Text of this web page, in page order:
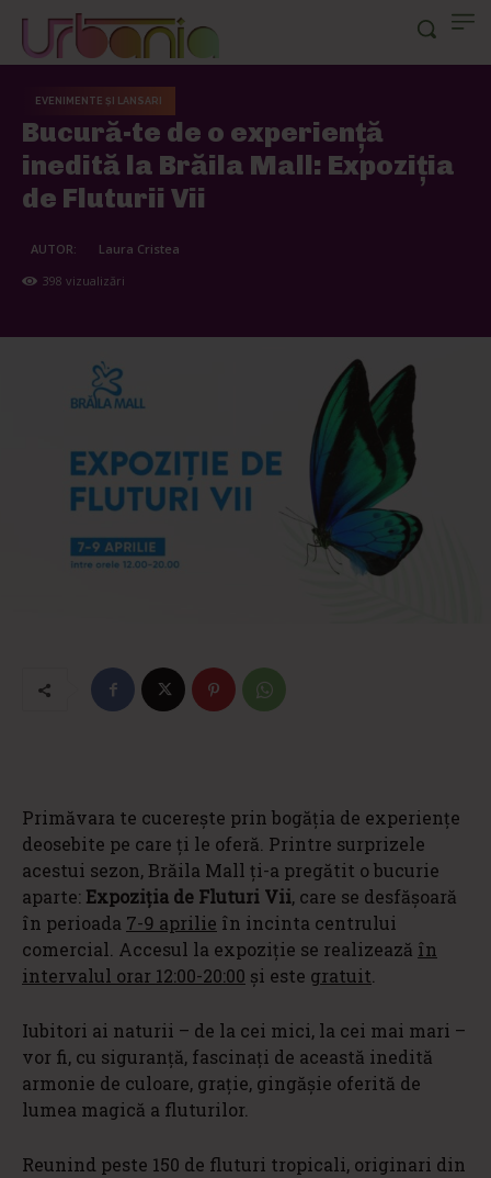
EVENIMENTE ȘI LANSARI
Bucură-te de o experiență
inedită la Brăila Mall: Expoziția
de Fluturii Vii
AUTOR:
Laura Cristea
398 vizualizări
Primăvara te cucerește prin bogăția de experiențe
deosebite pe care ți le oferă. Printre surprizele
acestui sezon, Brăila Mall ți-a pregătit o bucurie
aparte: Expoziția de Fluturi Vii, care se desfășoară
în perioada 7-9 aprilie în incinta centrului
comercial. Accesul la expoziție se realizează în
intervalul orar 12:00-20:00 și este gratuit.
Iubitori ai naturii – de la cei mici, la cei mai mari –
vor fi, cu siguranță, fascinați de această inedită
armonie de culoare, grație, gingășie oferită de
lumea magică a fluturilor.
Reunind peste 150 de fluturi tropicali, originari din